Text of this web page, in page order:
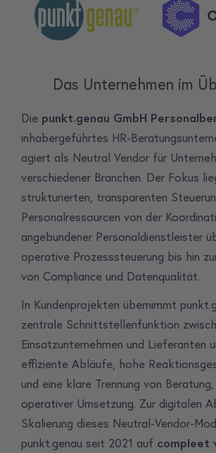
Das Unternehmen im
Die punkt.genau GmbH
inhabergeführtes HR-
agiert als Neutral Vendor für
verschiedener Branchen. Der Fokus
strukturierten, transparenten
Personalressourcen von der
angebundener Personaldienstleister
operative Prozesssteuerung bis hin
von Compliance und Datenqualität.
In Kundenprojekten übernimmt
zentrale Schnittstellenfunktion
Einsatzunternehmen und Lieferanten
effiziente Abläufe, hohe
und eine klare Trennung von
operativer Umsetzung. Zur digitalen
Skalierung dieses Neutral-Vendor-
punkt.genau seit 2021 auf compleet